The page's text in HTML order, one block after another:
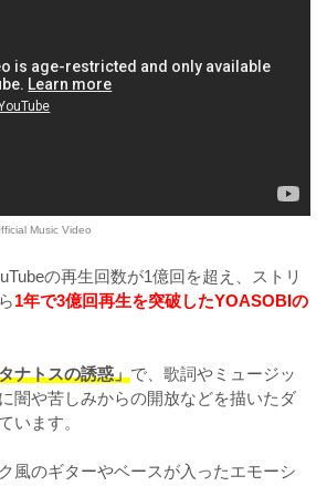
Music Video
の再生回数が1億回を超え、ストリ
1年で3億回再生を突破したYOASOBIの
ナトスの誘惑」で、歌詞やミュージッ
闇や苦しみからの開放などを描いたダ
います。
風のギターやベースが入ったエモーシ